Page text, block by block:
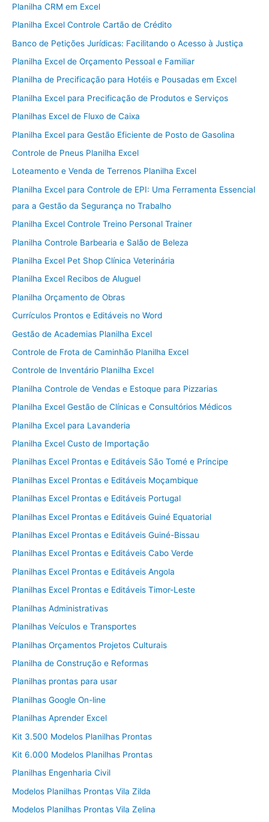
Planilha CRM em Excel
Planilha Excel Controle Cartão de Crédito
Banco de Petições Jurídicas: Facilitando o Acesso à Justiça
Planilha Excel de Orçamento Pessoal e Familiar
Planilha de Precificação para Hotéis e Pousadas em Excel
Planilha Excel para Precificação de Produtos e Serviços
Planilhas Excel de Fluxo de Caixa
Planilha Excel para Gestão Eficiente de Posto de Gasolina
Controle de Pneus Planilha Excel
Loteamento e Venda de Terrenos Planilha Excel
Planilha Excel para Controle de EPI: Uma Ferramenta Essencial
para a Gestão da Segurança no Trabalho
Planilha Excel Controle Treino Personal Trainer
Planilha Controle Barbearia e Salão de Beleza
Planilha Excel Pet Shop Clínica Veterinária
Planilha Excel Recibos de Aluguel
Planilha Orçamento de Obras
Currículos Prontos e Editáveis no Word
Gestão de Academias Planilha Excel
Controle de Frota de Caminhão Planilha Excel
Controle de Inventário Planilha Excel
Planilha Controle de Vendas e Estoque para Pizzarias
Planilha Excel Gestão de Clínicas e Consultórios Médicos
Planilha Excel para Lavanderia
Planilha Excel Custo de Importação
Planilhas Excel Prontas e Editáveis São Tomé e Príncipe
Planilhas Excel Prontas e Editáveis Moçambique
Planilhas Excel Prontas e Editáveis Portugal
Planilhas Excel Prontas e Editáveis Guiné Equatorial
Planilhas Excel Prontas e Editáveis Guiné-Bissau
Planilhas Excel Prontas e Editáveis Cabo Verde
Planilhas Excel Prontas e Editáveis Angola
Planilhas Excel Prontas e Editáveis Timor-Leste
Planilhas Administrativas
Planilhas Veículos e Transportes
Planilhas Orçamentos Projetos Culturais
Planilha de Construção e Reformas
Planilhas prontas para usar
Planilhas Google On-line
Planilhas Aprender Excel
Kit 3.500 Modelos Planilhas Prontas
Kit 6.000 Modelos Planilhas Prontas
Planilhas Engenharia Civil
Modelos Planilhas Prontas Vila Zilda
Modelos Planilhas Prontas Vila Zelina